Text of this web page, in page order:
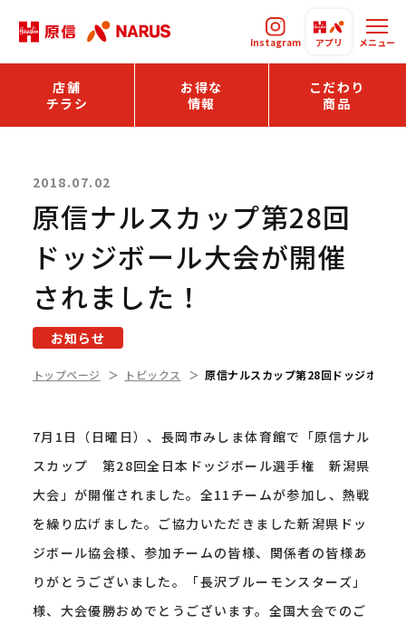
Instagram アプリ メニュー
店舗
チラシ
お得な
情報
こだわり
商品
2018.07.02
原信ナルスカップ第28回
ドッジボール大会が開催
されました！
お知らせ
トップページ トピックス 原信ナルスカップ第28回ドッジボール
7月1日（日曜日）、長岡市みしま体育館で「原信ナル
スカップ 第28回全日本ドッジボール選手権 新潟県
大会」が開催されました。全11チームが参加し、熱戦
を繰り広げました。ご協力いただきました新潟県ドッ
ジボール協会様、参加チームの皆様、関係者の皆様あ
りがとうございました。「長沢ブルーモンスターズ」
様、大会優勝おめでとうございます。全国大会でのご